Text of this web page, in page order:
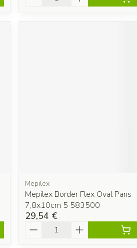
Mepilex
Mepilex Border Flex Oval Pans
7,8x10cm 5 583500
29,54 €
Quantité